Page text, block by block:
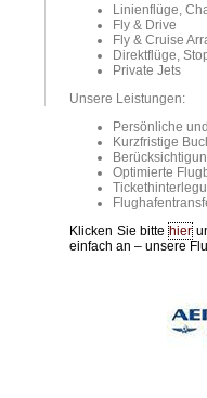
Linienflüge,
Fly & Drive
Fly & Cruise
Direktflüge,
Private Jets
Unsere Leistungen:
Persönliche
Kurzfristige
Optimierte
Klicken Sie bitte hier
einfach an – unsere